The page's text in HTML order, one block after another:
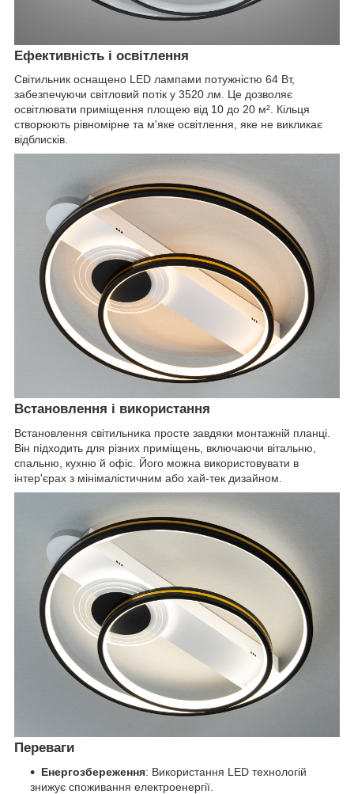
Ефективність і освітлення
Світильник оснащено LED лампами потужністю 64 Вт,
забезпечуючи світловий потік у 3520 лм. Це дозволяє
освітлювати приміщення площею від 10 до 20 м². Кільця
створюють рівномірне та м'яке освітлення, яке не викликає
відблисків.
Встановлення і використання
Встановлення світильника просте завдяки монтажній планці.
Він підходить для різних приміщень, включаючи вітальню,
спальню, кухню й офіс. Його можна використовувати в
інтер'єрах з мінімалістичним або хай-тек дизайном.
Переваги
Енергозбереження: Використання LED технологій
знижує споживання електроенергії.